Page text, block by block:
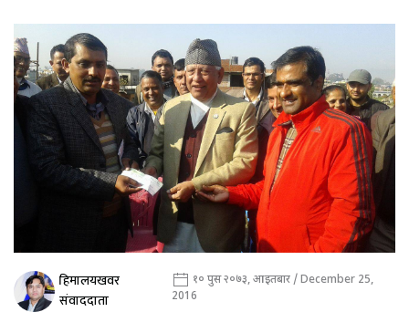
हिमालयखवर
संवाददाता
१० पुस २०७३, आइतबार / December 25,
2016